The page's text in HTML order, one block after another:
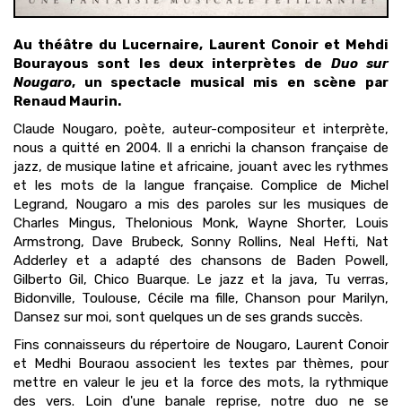
Au théâtre du Lucernaire, Laurent Conoir et Mehdi
Bourayous sont les deux interprètes de Duo sur
Nougaro, un spectacle musical mis en scène par
Renaud Maurin.
Claude Nougaro, poète, auteur-compositeur et interprète,
nous a quitté en 2004. Il a enrichi la chanson française de
jazz, de musique latine et africaine, jouant avec les rythmes
et les mots de la langue française. Complice de Michel
Legrand, Nougaro a mis des paroles sur les musiques de
Charles Mingus, Thelonious Monk, Wayne Shorter, Louis
Armstrong, Dave Brubeck, Sonny Rollins, Neal Hefti, Nat
Adderley et a adapté des chansons de Baden Powell,
Gilberto Gil, Chico Buarque. Le jazz et la java, Tu verras,
Bidonville, Toulouse, Cécile ma fille, Chanson pour Marilyn,
Dansez sur moi, sont quelques un de ses grands succès.
Fins connaisseurs du répertoire de Nougaro, Laurent Conoir
et Medhi Bouraou associent les textes par thèmes, pour
mettre en valeur le jeu et la force des mots, la rythmique
des vers. Loin d'une banale reprise, notre duo ne se